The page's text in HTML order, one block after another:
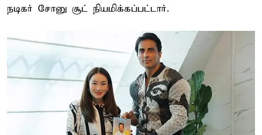
நடிகர் சோனு சூட் நியமிக்கப்பட்டார்.